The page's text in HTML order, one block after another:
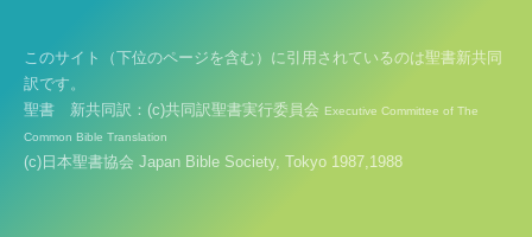
このサイト（下位のページを含む）に引用されているのは聖書新共同
訳です。
聖書 新共同訳：(c)共同訳聖書実行委員会 Executive Committee of The
Common Bible Translation
(c)日本聖書協会 Japan Bible Society, Tokyo 1987,1988